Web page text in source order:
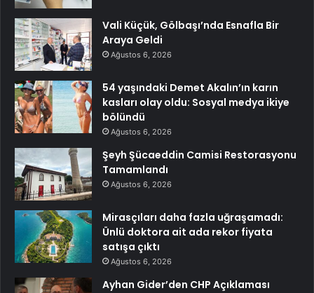
Vali Küçük, Gölbaşı’nda Esnafla Bir
Araya Geldi
Ağustos 6, 2026
54 yaşındaki Demet Akalın’ın karın
kasları olay oldu: Sosyal medya ikiye
bölündü
Ağustos 6, 2026
Şeyh Şücaeddin Camisi Restorasyonu
Tamamlandı
Ağustos 6, 2026
Mirasçıları daha fazla uğraşamadı:
Ünlü doktora ait ada rekor fiyata
satışa çıktı
Ağustos 6, 2026
Ayhan Gider’den CHP Açıklaması